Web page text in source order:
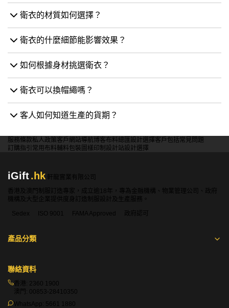
衛衣的材質如何選擇？
衛衣的什麼細節能影響效果？
如何根據身材挑選衛衣？
衛衣可以換帽繩嗎？
客人如何知道生產的貨期？
服務條款私人政策客戶 網站導航博客布料總匯設計選擇客戶包括常見問題
訂購指引 常用布料輔料包裝 圖樣印制 設計站設計選擇
iGift.hk
軒龍實業有限公司
香港及澳門制服訂造專家，成立逾18年，專為金融機構、物業管理公司、政府
機構及大型企業提供度身訂造制服設計及生產服務。
Sedex
ISO 9001 FAMA Approved 政府認可
產品分類
聯絡資料
香港: 2360 1900
澳門: 00853-28410350
WhatsApp: 5661 1880